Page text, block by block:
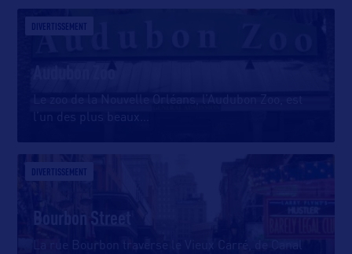
DIVERTISSEMENT
Le zoo de la Nouvelle Orléans, l’Audubon Zoo, est
l’un des plus beaux
DIVERTISSEMENT
Bourbon Street
La rue Bourbon traverse le Vieux Carré, de Canal